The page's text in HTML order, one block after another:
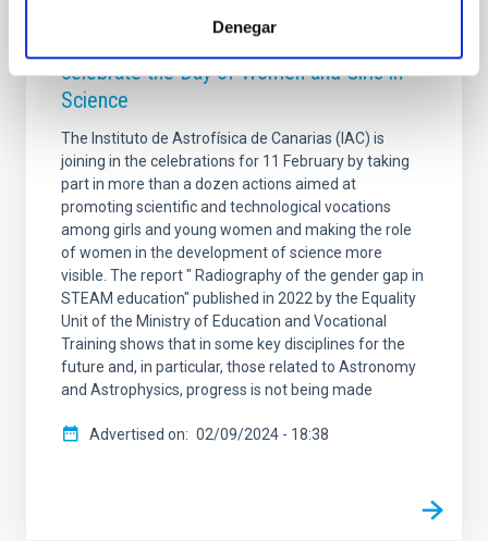
Denegar
Sixth edition of "Talk to Them: Women in
Astronomy" and other initiatives to
celebrate the Day of Women and Girls in
Science
The Instituto de Astrofísica de Canarias (IAC) is
joining in the celebrations for 11 February by taking
part in more than a dozen actions aimed at
promoting scientific and technological vocations
among girls and young women and making the role
of women in the development of science more
visible. The report " Radiography of the gender gap in
STEAM education" published in 2022 by the Equality
Unit of the Ministry of Education and Vocational
Training shows that in some key disciplines for the
future and, in particular, those related to Astronomy
and Astrophysics, progress is not being made
Advertised on 02/09/2024 - 18:38